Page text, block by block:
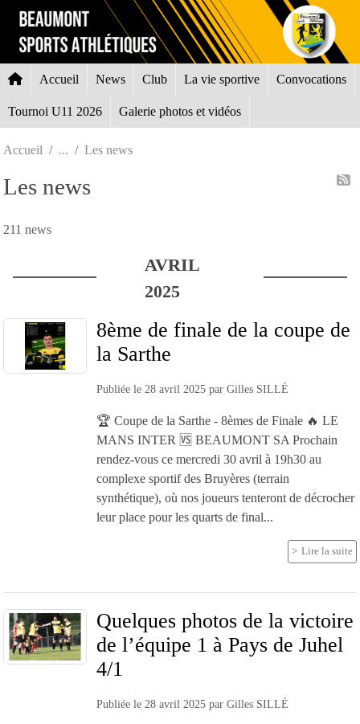
Accueil News Club La vie sportive Convocations
Tournoi U11 2026 Galerie photos et vidéos
Accueil Les news
Les news
211 news
AVRIL
2025
8ème de finale de la coupe de
la Sarthe
Publiée le 28 avril 2025 par Gilles SILLÉ
🏆 Coupe de la Sarthe - 8èmes de Finale 🔥 LE
MANS INTER 🆚 BEAUMONT SA Prochain
rendez-vous ce mercredi 30 avril à 19h30 au
complexe sportif des Bruyères (terrain
synthétique), où nos joueurs tenteront de décrocher
leur place pour les quarts de final...
Lire la suite
Quelques photos de la victoire
de l’équipe 1 à Pays de Juhel
4/1
Publiée le 28 avril 2025 par Gilles SILLÉ
Panneau de gestion des cookies